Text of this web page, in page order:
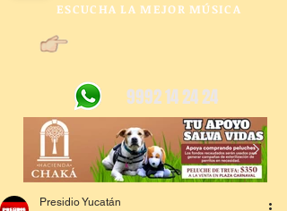
ESCUCHA LA MEJOR MÚSICA
9992 14 24 24
Presidio Yucatán